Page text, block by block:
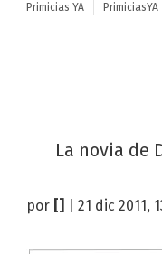
Primicias YA PrimiciasYA
La novia de
por | 21 dic 2011,